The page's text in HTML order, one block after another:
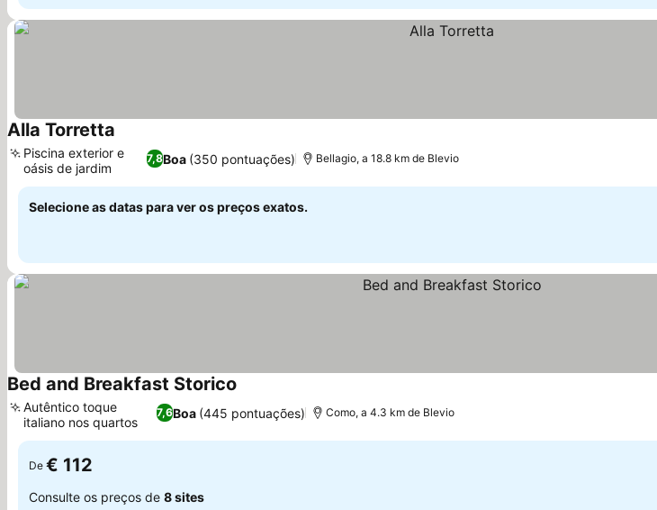
Alla Torretta
7,8Boa (350 pontuações)
Piscina exterior e
oásis de jardim
Bellagio, a 18.8 km de Blevio
Selecione as datas para ver os preços exatos.
Bed and Breakfast Storico
7,6Boa (445 pontuações)
Autêntico toque
italiano nos quartos
Como, a 4.3 km de Blevio
De € 112
Consulte os preços de 8 sites